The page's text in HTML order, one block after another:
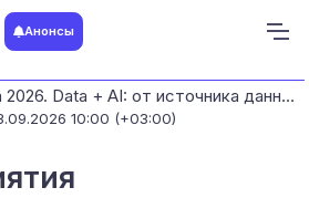
Анонсы
SmartData 2026. Data + AI: от источника данных до работающих моделей
10:00 (+03:00)